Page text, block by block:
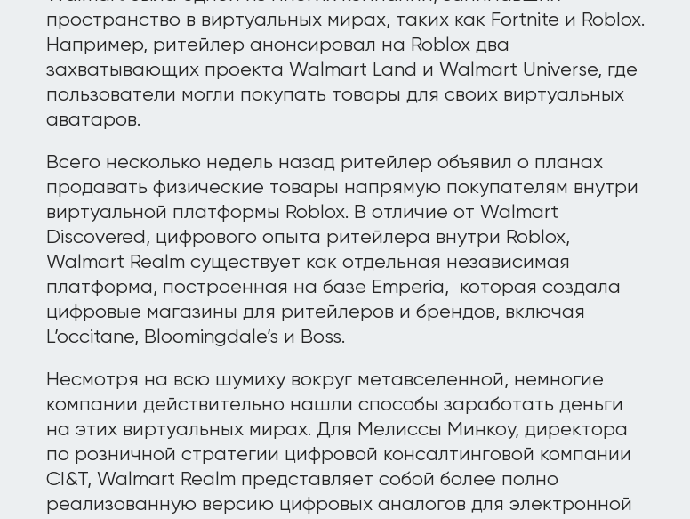
пространство в виртуальных мирах, таких как Fortnite и Roblox.
Например, ритейлер анонсировал на Roblox два
захватывающих проекта Walmart Land и Walmart Universe, где
пользователи могли покупать товары для своих виртуальных
аватаров.
Всего несколько недель назад ритейлер объявил о планах
продавать физические товары напрямую покупателям внутри
виртуальной платформы Roblox. В отличие от Walmart
Discovered, цифрового опыта ритейлера внутри Roblox,
Walmart Realm существует как отдельная независимая
платформа, построенная на базе Emperia, которая создала
цифровые магазины для ритейлеров и брендов, включая
L’occitane, Bloomingdale’s и Boss.
Несмотря на всю шумиху вокруг метавселенной, немногие
компании действительно нашли способы заработать деньги
на этих виртуальных мирах. Для Мелиссы Минкоу, директора
по розничной стратегии цифровой консалтинговой компании
CI&T, Walmart Realm представляет собой более полно
реализованную версию цифровых аналогов для электронной